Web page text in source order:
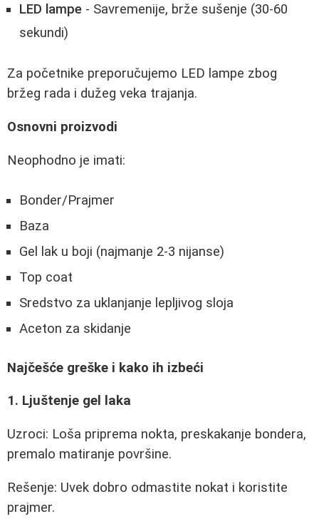
LED lampe - Savremenije, brže sušenje (30-60
sekundi)
Za početnike preporučujemo LED lampe zbog
bržeg rada i dužeg veka trajanja.
Osnovni proizvodi
Neophodno je imati:
Bonder/Prajmer
Baza
Gel lak u boji (najmanje 2-3 nijanse)
Top coat
Sredstvo za uklanjanje lepljivog sloja
Aceton za skidanje
Najčešće greške i kako ih izbeći
1. Ljuštenje gel laka
Uzroci: Loša priprema nokta, preskakanje bondera,
premalo matiranje površine.
Rešenje: Uvek dobro odmastite nokat i koristite
prajmer.